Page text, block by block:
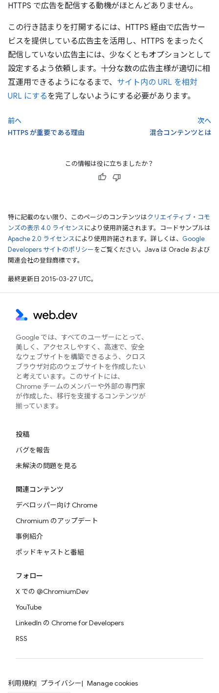
HTTPS で広告を配信する動機がほとんどありません。
この行き詰まりを打開するには、HTTPS 経由で広告サー
ビスを提供している広告主を活用し、HTTPS をまったく
配信していない広告主には、少なくともオプションとして
設定するよう依頼します。十分な数の広告主様が適切に相
互運用できるようになるまで、 サイト内の URL を相対
URL にするを完了しないようにする必要があります。
前へ
HTTPS が重要である理由
次へ
混合コンテンツとは
この情報は役に立ちましたか？
特に記載のない限り、このページのコンテンツはクリエイティブ・コモ
ンズの表示 4.0 ライセンスにより使用許諾されます。コードサンプルは
Apache 2.0 ライセンスにより使用許諾されます。詳しくは、 Google
Developers サイトのポリシーをご覧ください。Java は Oracle および
関連会社の登録商標です。
最終更新日 2015-03-27 UTC。
Google では、すべてのユーザーにとって、
美しく、アクセスしやすく、高速で、安全
なウェブサイトを構築できるよう、クロス
ブラウザ対応のウェブサイトを作成したい
と考えています。このサイトには、
Chrome チームのメンバーや外部の専門家
が作成した、移行を支援するコンテンツが
揃っています。
投稿
バグを報告
未解決の問題を見る
関連コンテンツ
デベロッパー向け Chrome
Chromium のアップデート
事例紹介
ポッドキャストと番組
フォロー
X での @ChromiumDev
YouTube
LinkedIn の Chrome for Developers
RSS
利用規約 プライバシー Manage cookies